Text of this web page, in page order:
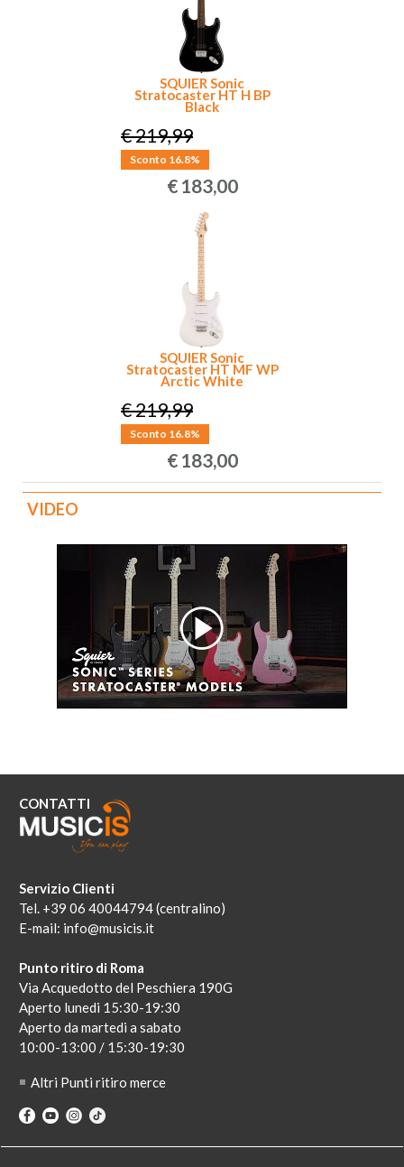
SQUIER Sonic
Stratocaster HT H BP
Black
€ 219,99
Sconto 16.8%
€ 183,00
SQUIER Sonic
Stratocaster HT MF WP
Arctic White
€ 219,99
Sconto 16.8%
€ 183,00
VIDEO
CONTATTI
Servizio Clienti
Tel. +39 06 40044794 (centralino)
E-mail: info@musicis.it
Punto ritiro di Roma
Via Acquedotto del Peschiera 190G
Aperto lunedi 15:30-19:30
Aperto da martedi a sabato
10:00-13:00 / 15:30-19:30
Altri Punti ritiro merce